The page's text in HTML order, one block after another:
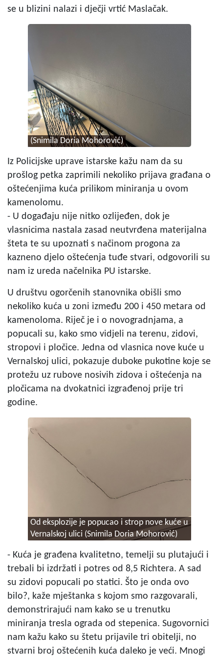
se u blizini nalazi i dječji vrtić Maslačak.
(Snimila Doria Mohorović)
Iz Policijske uprave istarske kažu nam da su
prošlog petka zaprimili nekoliko prijava građana o
oštećenjima kuća prilikom miniranja u ovom
kamenolomu.
- U događaju nije nitko ozlijeđen, dok je
vlasnicima nastala zasad neutvrđena materijalna
šteta te su upoznati s načinom progona za
kazneno djelo oštećenja tuđe stvari, odgovorili su
nam iz ureda načelnika PU istarske.
U društvu ogorčenih stanovnika obišli smo
nekoliko kuća u zoni između 200 i 450 metara od
kamenoloma. Riječ je i o novogradnjama, a
popucali su, kako smo vidjeli na terenu, zidovi,
stropovi i pločice. Jedna od vlasnica nove kuće u
Vernalskoj ulici, pokazuje duboke pukotine koje se
protežu uz rubove nosivih zidova i oštećenja na
pločicama na dvokatnici izgrađenoj prije tri
godine.
Od eksplozije je popucao i strop nove kuće u
Vernalskoj ulici (Snimila Doria Mohorović)
- Kuća je građena kvalitetno, temelji su plutajući i
trebali bi izdržati i potres od 8,5 Richtera. A sad
su zidovi popucali po statici. Što je onda ovo
bilo?, kaže mještanka s kojom smo razgovarali,
demonstrirajući nam kako se u trenutku
miniranja tresla ograda od stepenica. Sugovornici
nam kažu kako su štetu prijavile tri obitelji, no
stvarni broj oštećenih kuća daleko je veći. Mnogi